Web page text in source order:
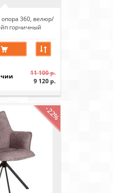
опора 360, велюр/
горчичный
11 100 р.
9 120 р.
-22%